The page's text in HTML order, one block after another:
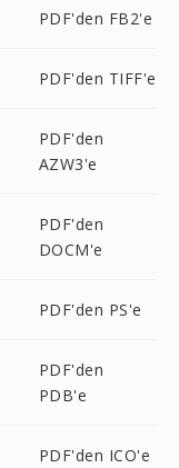
PDF'den FB2'e
PDF'den TIFF'e
PDF'den
AZW3'e
PDF'den
DOCM'e
PDF'den PS'e
PDF'den
PDB'e
PDF'den ICO'e